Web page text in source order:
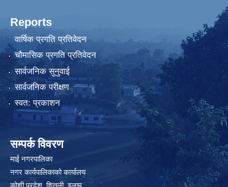
Reports
वार्षिक प्रगति प्रतिवेदन
चौमासिक प्रगति प्रतिवेदन
सार्वजनिक सुनुवाई
सार्वजनिक परीक्षण
स्वत: प्रकाशन
सम्पर्क विवरण
माई नगरपालिका
नगर कार्यपालिकाको कार्यालय